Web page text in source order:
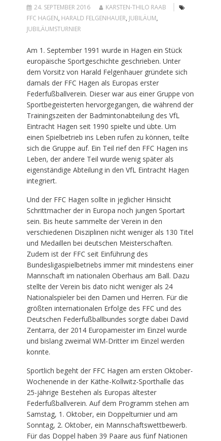
24. SEPTEMBER 2016
KARSTEN-THILO RAAB
FFC HAGEN, HARALD FELGENHAUER, JUBILÄUM,
JUBILÄUMSTURNIER
Am 1. September 1991 wurde in Hagen ein Stück
europäische Sportgeschichte geschrieben. Unter
dem Vorsitz von Harald Felgenhauer gründete sich
damals der FFC Hagen als Europas erster
Federfußballverein. Dieser war aus einer Gruppe von
Sportbegeisterten hervorgegangen, die während der
Trainingszeiten der Badmintonabteilung des VfL
Eintracht Hagen seit 1990 spielte und übte. Um
einen Spielbetrieb ins Leben rufen zu können, teilte
sich die Gruppe auf. Ein Teil rief den FFC Hagen ins
Leben, der andere Teil wurde wenig später als
eigenständige Abteilung in den VfL Eintracht Hagen
integriert.
Und der FFC Hagen sollte in jeglicher Hinsicht
Schrittmacher der in Europa noch jungen Sportart
sein. Bis heute sammelte der Verein in den
verschiedenen Disziplinen nicht weniger als 130 Titel
und Medaillen bei deutschen Meisterschaften.
Zudem ist der FFC seit Einführung des
Bundesligaspielbetriebs immer mit mindestens einer
Mannschaft im nationalen Oberhaus am Ball. Dazu
stellte der Verein bis dato nicht weniger als 24
Nationalspieler bei den Damen und Herren. Für die
größten internationalen Erfolge des FFC und des
Deutschen Federfußballbundes sorgte dabei David
Zentarra, der 2014 Europameister im Einzel wurde
und bislang zweimal WM-Dritter im Einzel werden
konnte.
Sportlich begeht der FFC Hagen am ersten Oktober-
Wochenende in der Käthe-Kollwitz-Sporthalle das
25-jährige Bestehen als Europas ältester
Federfußballverein. Auf dem Programm stehen am
Samstag, 1. Oktober, ein Doppelturnier und am
Sonntag, 2. Oktober, ein Mannschaftswettbewerb.
Für das Doppel haben 39 Paare aus fünf Nationen